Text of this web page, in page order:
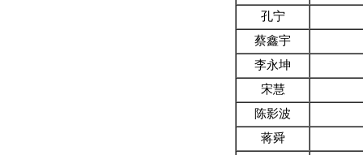
孔宁
蔡鑫宇
李永坤
宋慧
陈影波
蒋舜